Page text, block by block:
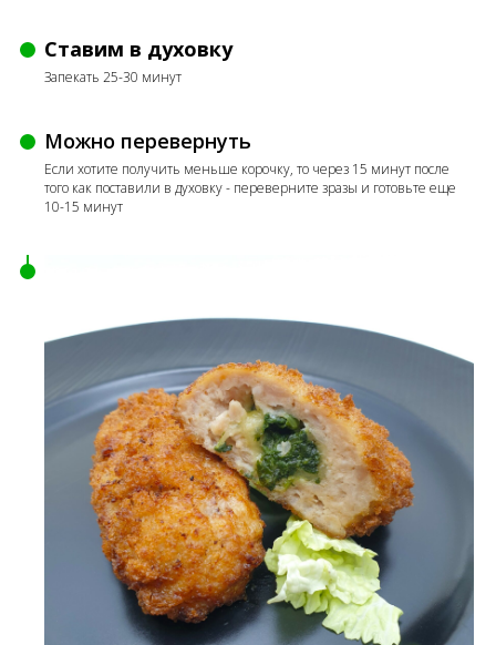
Ставим в духовку
Запекать 25-30 минут
Можно перевернуть
Если хотите получить меньше корочку, то через 15 минут после
того как поставили в духовку - переверните зразы и готовьте еще
10-15 минут